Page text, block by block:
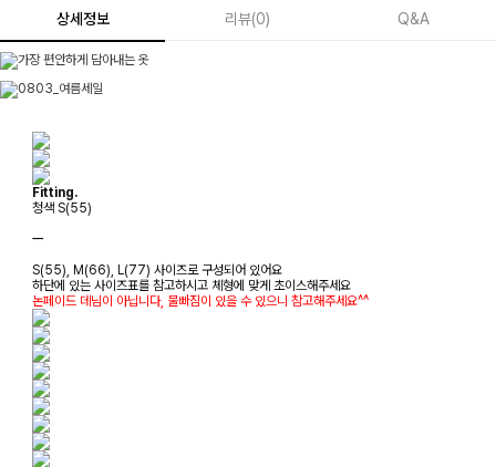
상세정보 리뷰(0) Q&A
Fitting.
청색 S(55)
ㅡ
S(55), M(66), L(77) 사이즈로 구성되어 있어요
하단에 있는 사이즈표를 참고하시고 체형에 맞게 초이스해주세요
논페이드 데님이 아닙니다, 물빠짐이 있을 수 있으니 참고해주세요^^